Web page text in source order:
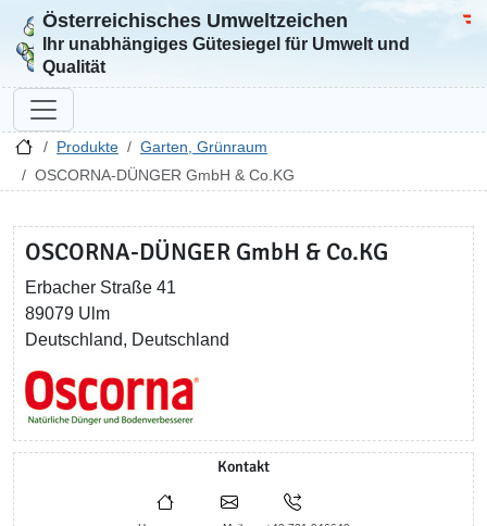
Zur Startseite
Österreichisches Umweltzeichen
Ihr unabhängiges Gütesiegel für Umwelt und
Qualität
Produkte
Garten, Grünraum
OSCORNA-DÜNGER GmbH & Co.KG
OSCORNA-DÜNGER GmbH & Co.KG
Erbacher Straße 41
89079 Ulm
Deutschland, Deutschland
Kontakt